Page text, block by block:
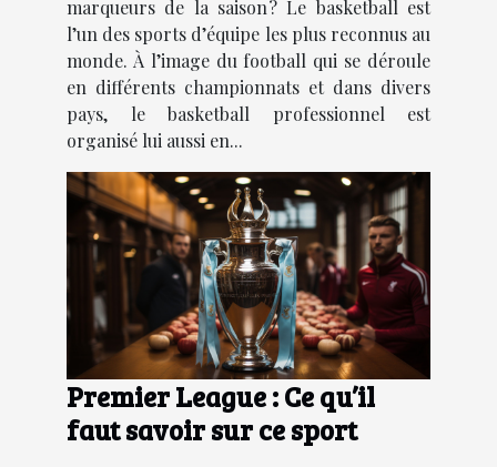
marqueurs de la saison ? Le basketball est
l’un des sports d’équipe les plus reconnus au
monde. À l’image du football qui se déroule
en différents championnats et dans divers
pays, le basketball professionnel est
organisé lui aussi en...
Premier League : Ce qu’il
faut savoir sur ce sport